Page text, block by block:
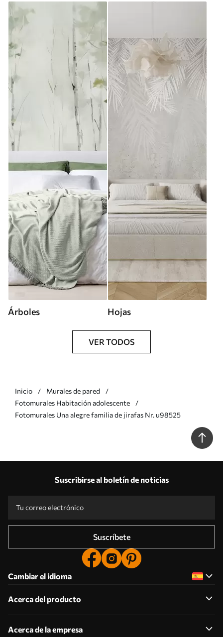
Árboles Hojas
VER TODOS
Inicio
Murales de pared
Fotomurales Habitación adolescente
Fotomurales Una alegre familia de jirafas Nr. u98525
Suscribirse al boletín de noticias
Suscríbete
Cambiar el idioma
Acerca del producto
Acerca de la empresa